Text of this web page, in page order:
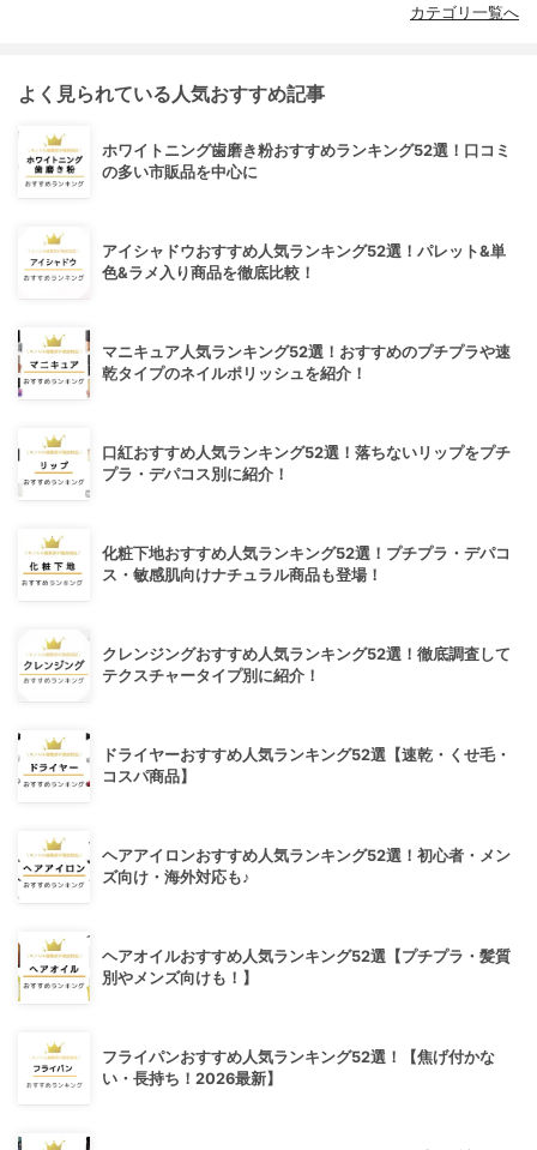
カテゴリ一覧へ
よく見られている人気おすすめ記事
ホワイトニング歯磨き粉おすすめランキング52選！口コミ
の多い市販品を中心に
アイシャドウおすすめ人気ランキング52選！パレット&単
色&ラメ入り商品を徹底比較！
マニキュア人気ランキング52選！おすすめのプチプラや速
乾タイプのネイルポリッシュを紹介！
口紅おすすめ人気ランキング52選！落ちないリップをプチ
プラ・デパコス別に紹介！
化粧下地おすすめ人気ランキング52選！プチプラ・デパコ
ス・敏感肌向けナチュラル商品も登場！
クレンジングおすすめ人気ランキング52選！徹底調査して
テクスチャータイプ別に紹介！
ドライヤーおすすめ人気ランキング52選【速乾・くせ毛・
コスパ商品】
ヘアアイロンおすすめ人気ランキング52選！初心者・メン
ズ向け・海外対応も♪
ヘアオイルおすすめ人気ランキング52選【プチプラ・髪質
別やメンズ向けも！】
フライパンおすすめ人気ランキング52選！【焦げ付かな
い・長持ち！2026最新】